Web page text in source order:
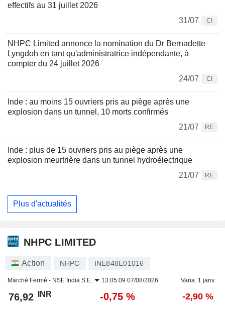
effectifs au 31 juillet 2026
31/07
CI
NHPC Limited annonce la nomination du Dr Bernadette
Lyngdoh en tant qu'administratrice indépendante, à
compter du 24 juillet 2026
24/07
CI
Inde : au moins 15 ouvriers pris au piège après une
explosion dans un tunnel, 10 morts confirmés
21/07
RE
Inde : plus de 15 ouvriers pris au piège après une
explosion meurtrière dans un tunnel hydroélectrique
21/07
RE
Plus d'actualités
NHPC LIMITED
Action NHPC INE848E01016
Marché Fermé - NSE India S.E. 13:05:09 07/08/2026 Varia. 1 janv.
76,92 INR -0,75 % -2,90 %